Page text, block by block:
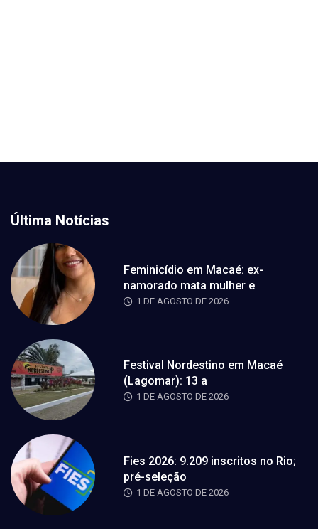
Última Notícias
Feminicídio em Macaé: ex-
namorado mata mulher e
1 DE AGOSTO DE 2026
Festival Nordestino em Macaé
(Lagomar): 13 a
1 DE AGOSTO DE 2026
Fies 2026: 9.209 inscritos no Rio;
pré-seleção
1 DE AGOSTO DE 2026